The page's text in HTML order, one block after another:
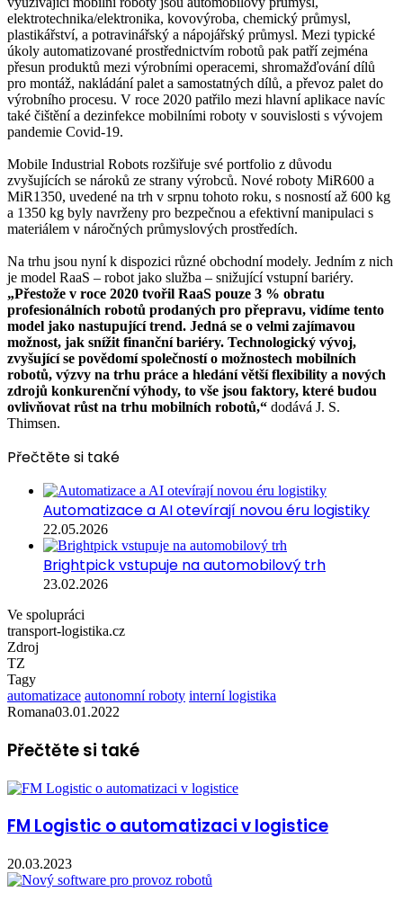
elektrotechnika/elektronika, kovovýroba, chemický průmysl,
plastikářství, a potravinářský a nápojářský průmysl. Mezi typické
úkoly automatizované prostřednictvím robotů pak patří zejména
přesun produktů mezi výrobními operacemi, shromažďování dílů
pro montáž, nakládání palet a samostatných dílů, a převoz palet do
výrobního procesu. V roce 2020 patřilo mezi hlavní aplikace navíc
také čištění a dezinfekce mobilními roboty v souvislosti s vývojem
pandemie Covid-19.
Mobile Industrial Robots rozšiřuje své portfolio z důvodu
zvyšujících se nároků ze strany výrobců. Nové roboty MiR600 a
MiR1350, uvedené na trh v srpnu tohoto roku, s nosností až 600 kg
a 1350 kg byly navrženy pro bezpečnou a efektivní manipulaci s
materiálem v náročných průmyslových prostředích.
Na trhu jsou nyní k dispozici různé obchodní modely. Jedním z nich
je model RaaS – robot jako služba – snižující vstupní bariéry.
„Přestože v roce 2020 tvořil RaaS pouze 3 % obratu
profesionálních robotů prodaných pro přepravu, vidíme tento
model jako nastupující trend. Jedná se o velmi zajímavou
možnost, jak snížit finanční bariéry. Technologický vývoj,
zvyšující se povědomí společností o možnostech mobilních
robotů, výzvy na trhu práce a hledání větší flexibility a nových
zdrojů konkurenční výhody, to vše jsou faktory, které budou
ovlivňovat růst na trhu mobilních robotů,“ dodává J. S.
Thimsen.
Přečtěte si také
Automatizace a AI otevírají novou éru logistiky
22.05.2026
Brightpick vstupuje na automobilový trh
23.02.2026
Ve spolupráci
transport-logistika.cz
Zdroj
TZ
Tagy
automatizace autonomní roboty interní logistika
Romana03.01.2022
Přečtěte si také
FM Logistic o automatizaci v logistice
20.03.2023